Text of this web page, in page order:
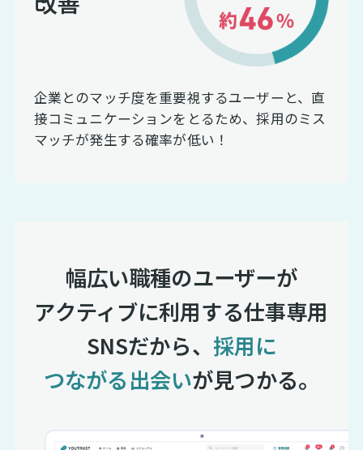
企業とのマッチ度を重要視するユーザーと、直
接コミュニケーションをとるため、採用のミス
マッチが発生する確率が低い！
幅広い職種のユーザーが
アクティブに利用する仕事専用
SNSだから、 採用に
つながる出会いが見つかる。